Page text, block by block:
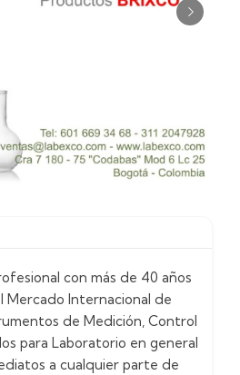
con más de 40 años
Mercado Internacional de
de Medición, Control
para Laboratorio en general
a cualquier parte de